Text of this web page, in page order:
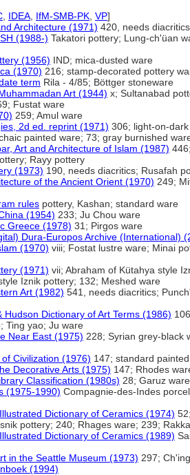
IDEA IfM-SMB-PK VP]
Architecture (1971) 420, needs
(1988-) Takatori pottery; Lung-ch'üan
(1956) IND; mica-dusted ware
(1970) 216; stamp-decorated pottery
term Rila - 4/85; Böttger stoneware
Art (1944) x; Sultanabad
Fustat ware
259; Amul ware
2d ed. reprint (1971) 306; light-on-
painted ware; 73; gray burnished
Art and Architecture of Islam (1987)
Rayy pottery
(1973) 190, needs diacritics; Rusafah
of the Ancient Orient (1970) 249;
rules pottery, Kashan; standard ware
(1954) 233; Ju Chou ware
Greece (1978) 31; Pirgos ware
Dura-Europos Archive (International)
(1970) viii; Fostat lustre ware; Minai
(1971) vii; Abraham of Kütahya style
Iznik pottery; 132; Meshed ware
Art (1982) 541, needs diacritics;
Hudson Dictionary of Art Terms (1986)
Ting yao; Ju ware
Near East (1975) 228; Syrian grey-black
Civilization (1976) 147; standard
Decorative Arts (1975) 147; Rhodes
Classification (1980s) 28; Garuz ware
(1975-1990) Compagnie-des-Indes
Dictionary of Ceramics (1974)
pottery; 240; Rhages ware; 239;
Dictionary of Ceramics (1989)
in the Seattle Museum (1973) 297;
(1994)